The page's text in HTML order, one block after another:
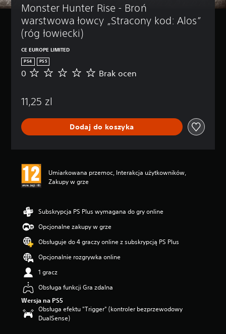
Monster Hunter Rise - Broń
warstwowa łowcy „Stracony kod: Alos”
(róg łowiecki)
CE EUROPE LIMITED
PS4 PS5
B
k
c
e
0 Brak ocen
11,25 zl
Dodaj do koszyka
Umiarkowana przemoc, Interakcja użytkowników,
Zakupy w grze
Subskrypcja PS Plus wymagana do gry online
Opcjonalne zakupy w grze
Obsługuje do 4 graczy online z subskrypcją PS Plus
Opcjonalnie rozgrywka online
1 gracz
Obsługa funkcji Gra zdalna
Wersja na PS5
Obsługa efektu "Trigger" (kontroler bezprzewodowy
DualSense)